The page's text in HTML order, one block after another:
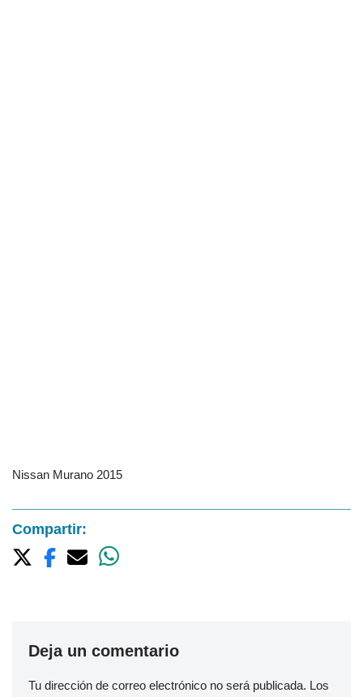
Nissan Murano 2015
Compartir:
Deja un comentario
Tu dirección de correo electrónico no será publicada. Los